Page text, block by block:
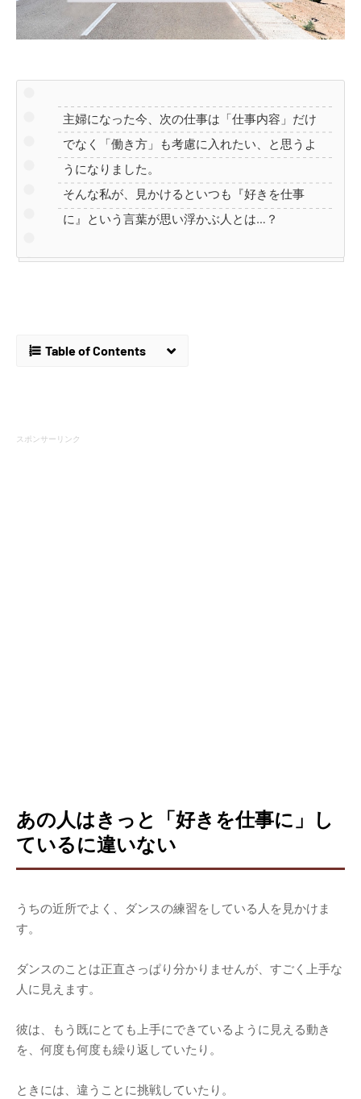
主婦になった今、次の仕事は「仕事内容」だけ
でなく「働き方」も考慮に入れたい、と思うよ
うになりました。
そんな私が、見かけるといつも『好きを仕事
に』という言葉が思い浮かぶ人とは…？
Table of Contents
スポンサーリンク
あの人はきっと「好きを仕事に」し
ているに違いない
うちの近所でよく、ダンスの練習をしている人を見かけま
す。
ダンスのことは正直さっぱり分かりませんが、すごく上手な
人に見えます。
彼は、もう既にとても上手にできているように見える動き
を、何度も何度も繰り返していたり。
ときには、違うことに挑戦していたり。